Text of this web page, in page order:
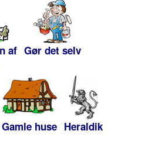
af Gør det selv
Gamle huse Heraldik